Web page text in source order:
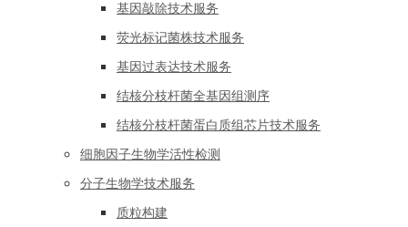
基因敲除技术服务
荧光标记菌株技术服务
基因过表达技术服务
结核分枝杆菌全基因组测序
结核分枝杆菌蛋白质组芯片技术服务
细胞因子生物学活性检测
分子生物学技术服务
质粒构建